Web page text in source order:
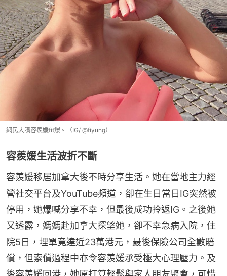
網民大讚容羨媛fit爆。（IG/ @fiyung）
容羨媛生活波折不斷
容羨媛移居加拿大後不時分享生活。她在當地主力經
營社交平台及YouTube頻道，卻在生日當日IG突然被
停用，她爆喊分享不幸，但最後成功拎返IG。之後她
又透露，媽媽赴加拿大探望她，卻不幸急病入院，住
院5日，埋單竟達近23萬港元，最後保險公司全數賠
償，但索償過程中亦令容羨媛承受極大心理壓力。及